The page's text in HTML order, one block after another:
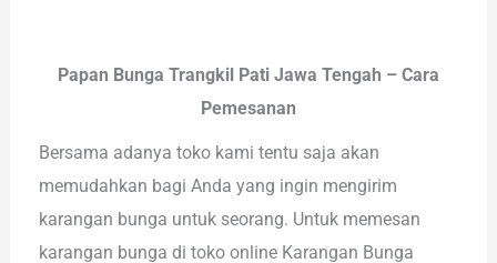
Papan Bunga Trangkil Pati Jawa Tengah – Cara
Pemesanan
Bersama adanya toko kami tentu saja akan
memudahkan bagi Anda yang ingin mengirim
karangan bunga untuk seorang. Untuk memesan
karangan bunga di toko online Karangan Bunga